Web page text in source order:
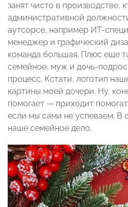
занят чисто в производстве,
административной
аутсорсе, например ИТ-
менеджер и графический
команда большая. Плюс еще
семейное, муж и дочь-
процесс. Кстати, логотип
картины моей дочери. Ну,
помогает — приходит
если мы сами не успеваем. В
наше семейное дело.